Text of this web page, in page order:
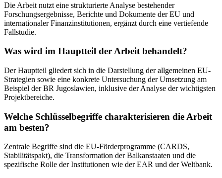
Die Arbeit nutzt eine strukturierte Analyse bestehender
Forschungsergebnisse, Berichte und Dokumente der EU und
internationaler Finanzinstitutionen, ergänzt durch eine vertiefende
Fallstudie.
Was wird im Hauptteil der Arbeit behandelt?
Der Hauptteil gliedert sich in die Darstellung der allgemeinen EU-
Strategien sowie eine konkrete Untersuchung der Umsetzung am
Beispiel der BR Jugoslawien, inklusive der Analyse der wichtigsten
Projektbereiche.
Welche Schlüsselbegriffe charakterisieren die Arbeit
am besten?
Zentrale Begriffe sind die EU-Förderprogramme (CARDS,
Stabilitätspakt), die Transformation der Balkanstaaten und die
spezifische Rolle der Institutionen wie der EAR und der Weltbank.